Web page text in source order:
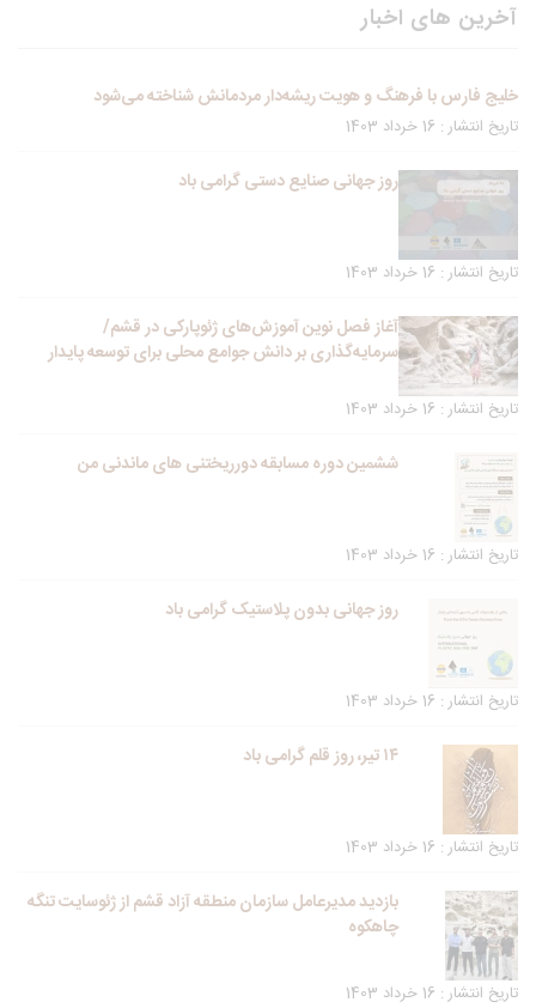
آخرین های اخبار
خلیج فارس با فرهنگ و هویت ریشه‌دار مردمانش شناخته می‌شود
تاریخ انتشار : 16 خرداد 1403
روز جهانی صنایع دستی گرامی باد
تاریخ انتشار : 16 خرداد 1403
آغاز فصل نوین آموزش‌های ژئوپارکی در قشم/
سرمایه‌گذاری بر دانش جوامع محلی برای توسعه پایدار
تاریخ انتشار : 16 خرداد 1403
ششمین دوره مسابقه دورریختنی های ماندنی من
تاریخ انتشار : 16 خرداد 1403
روز جهانی بدون پلاستیک گرامی باد
تاریخ انتشار : 16 خرداد 1403
۱۴ تیر، روز قلم گرامی باد
تاریخ انتشار : 16 خرداد 1403
بازدید مدیرعامل سازمان منطقه آزاد قشم از ژئوسایت تنگه
چاهکوه
تاریخ انتشار : 16 خرداد 1403